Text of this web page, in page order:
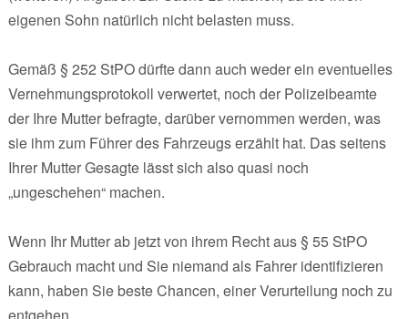
eigenen Sohn natürlich nicht belasten muss.
Gemäß § 252 StPO dürfte dann auch weder ein eventuelles
Vernehmungsprotokoll verwertet, noch der Polizeibeamte
der Ihre Mutter befragte, darüber vernommen werden, was
sie ihm zum Führer des Fahrzeugs erzählt hat. Das seitens
Ihrer Mutter Gesagte lässt sich also quasi noch
„ungeschehen“ machen.
Wenn Ihr Mutter ab jetzt von ihrem Recht aus § 55 StPO
Gebrauch macht und Sie niemand als Fahrer identifizieren
kann, haben Sie beste Chancen, einer Verurteilung noch zu
entgehen.